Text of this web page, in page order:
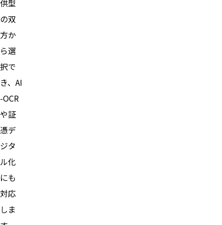
供型
の双
方か
ら選
択で
き、AI
-OCR
や証
憑デ
ジタ
ル化
にも
対応
しま